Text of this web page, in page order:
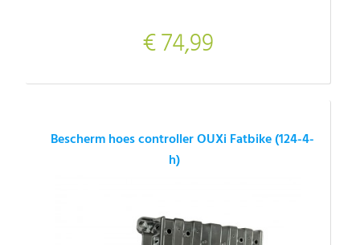
€ 74,99
Bescherm hoes controller OUXi Fatbike (124-4-
h)